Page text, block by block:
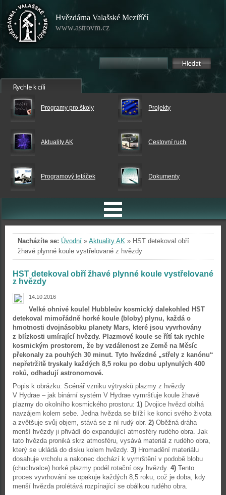
Hvězdárna Valašské Meziříčí
www.astrovm.cz
Programy pro školy Projekty
Aktuality AK Cestovní ruch
Programový letáček Dokumenty
Nacházíte se: Úvodní » Aktuality AK » HST detekoval obří
žhavé plynné koule vystřelované z hvězdy
HST detekoval obří žhavé plynné koule vystřelované
z hvězdy
14.10.2016
Velké ohnivé koule! Hubbleův kosmický dalekohled HST
detekoval mimořádně horké koule (bloby) plynu, každá o
hmotnosti dvojnásobku planety Mars, které jsou vyvrhovány
z blízkosti umírající hvězdy. Plazmové koule se řítí tak rychle
kosmickým prostorem, že by vzdálenost ze Země na Měsíc
překonaly za pouhých 30 minut. Tyto hvězdné „střely z kanónu“
nepřetržitě tryskaly každých 8,5 roku po dobu uplynulých 400
roků, odhadují astronomové.
Popis k obrázku: Scénář vzniku výtrysků plazmy z hvězdy
V Hydrae – jak binární systém V Hydrae vymršťuje koule žhavé
plazmy do okolního kosmického prostoru: 1) Dvojice hvězd obíhá
navzájem kolem sebe. Jedna hvězda se blíží ke konci svého života
a zvětšuje svůj objem, stává se z ní rudý obr. 2) Oběžná dráha
menší hvězdy ji přivádí do expandující atmosféry rudého obra. Jak
tato hvězda proniká skrz atmosféru, vysává materiál z rudého obra,
který se ukládá do disku kolem hvězdy. 3) Hromadění materiálu
dosahuje vrcholu a nakonec dochází k vymrštění v podobě blobu
(chuchvalce) horké plazmy podél rotační osy hvězdy. 4) Tento
proces vyvrhování se opakuje každých 8,5 roku, což je doba, kdy
menší hvězda prolétává rozpínající se obálkou rudého obra.